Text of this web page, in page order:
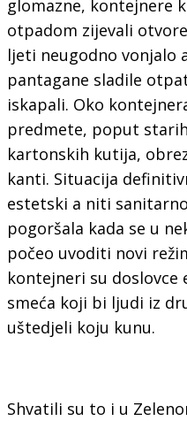
glomazne, kontejnere
otpadom zijevali
ljeti neugodno vonjalo
pantagane sladile
iskapali. Oko
predmete, poput
kartonskih kutija,
kanti. Situacija
estetski a niti
pogoršala kada se u
počeo uvoditi novi
kontejneri su
smeća koji bi ljudi iz
uštedjeli koju kunu.
Shvatili su to i u